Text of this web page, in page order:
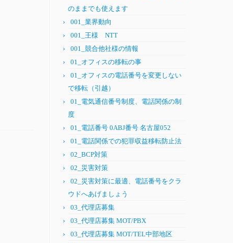
のままでも使えます
001_業界動向
001_王様 NTT
001_競合他社様の情報
01_オフィスの移転の事
01_オフィスの電話番号を変更しない
で移転（引越）
01_電気通信番号制度、電話関係の制
度
01_電話番号 0ABJ番号 名古屋052
01_電話関係での犯罪収益移転防止法
02_BCP対策
02_災害対策
02_災害対策に最適、電話番号をクラ
ウドへあげましょう
03_代理店募集
03_代理店募集 MOT/PBX
03_代理店募集 MOT/TEL中部地区